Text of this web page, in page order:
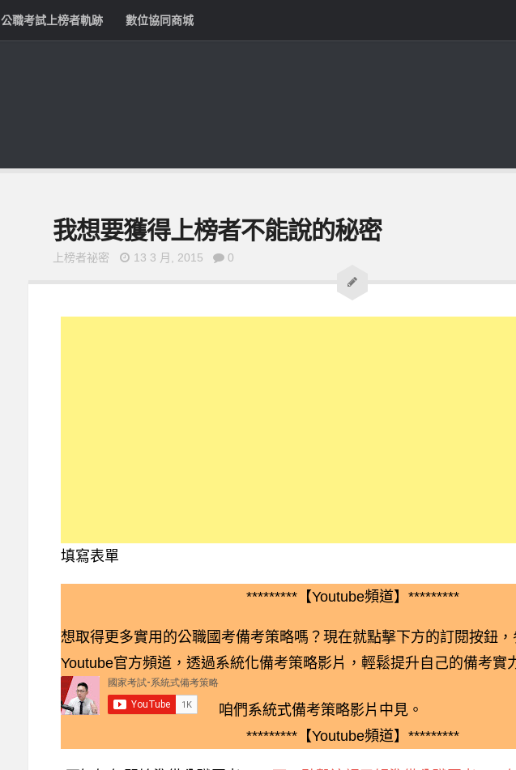
公職考試上榜者軌跡 數位協同商城
我想要獲得上榜者不能說的秘密
上榜者祕密 13 3 月, 2015 0
填寫表單
*********【Youtube頻道】*********
想取得更多實用的公職國考備考策略嗎？現在就點擊下方的訂閱按鈕
Youtube官方頻道，透過系統化備考策略影片，輕鬆提升自己的備考實
咱們系統式備考策略影片中見。
*********【Youtube頻道】*********